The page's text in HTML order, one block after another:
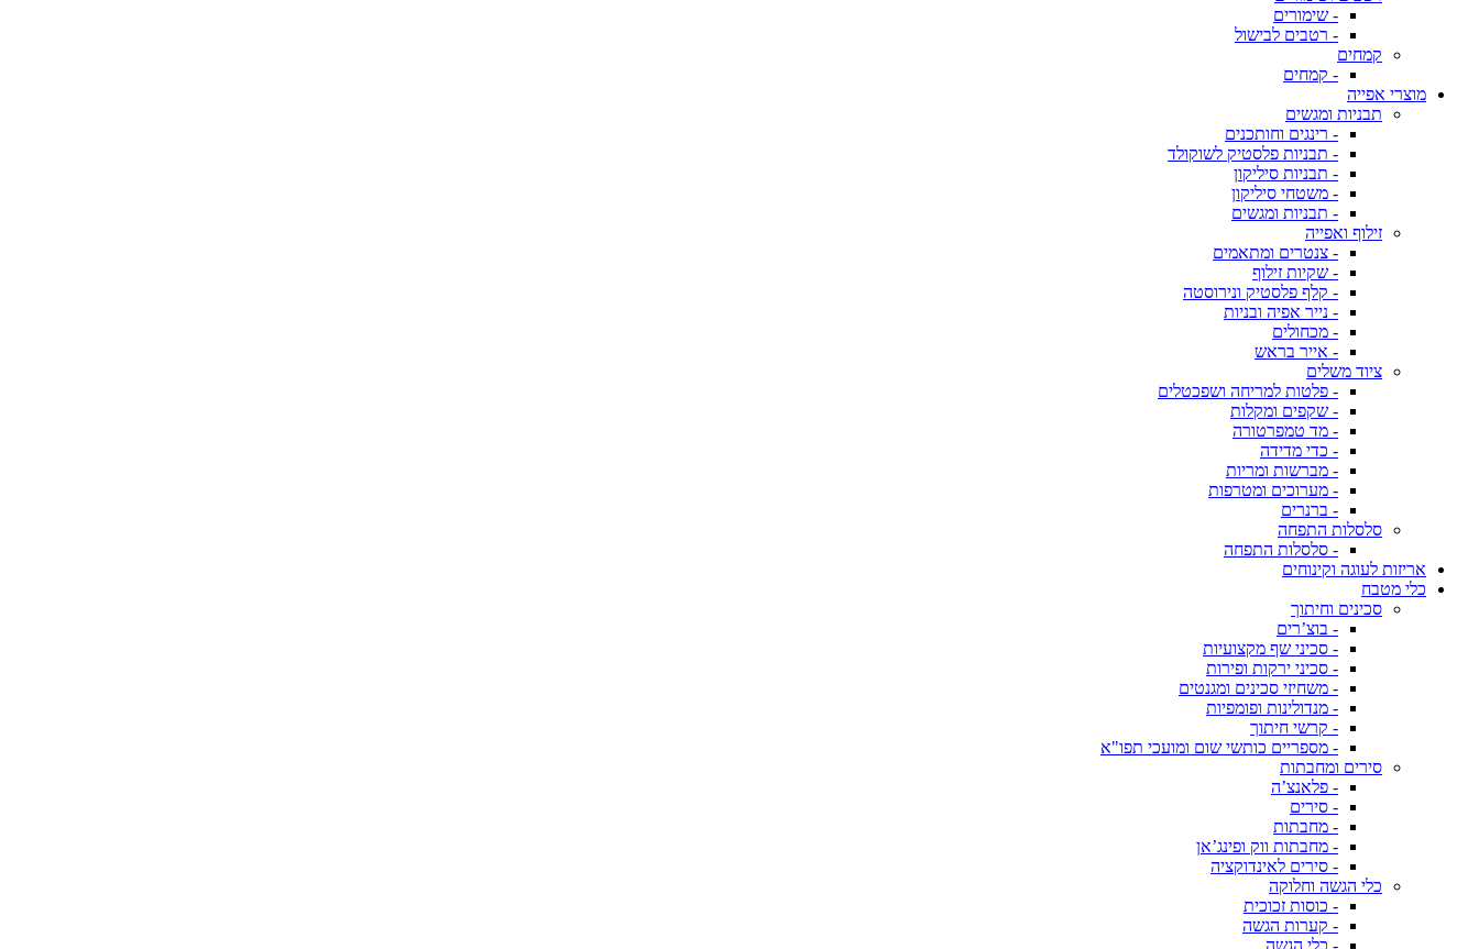
- שימורים
- רטבים לבישול
קמחים
- קמחים
מוצרי אפייה
תבניות ומגשים
- רינגים וחותכנים
- תבניות פלסטיק לשוקולד
- תבניות סיליקון
- משטחי סיליקון
- תבניות ומגשים
זילוף ואפייה
- צנטרים ומתאמים
- שקיות זילוף
- קלף פלסטיק ונירוסטה
- נייר אפיה ובניות
- מכחולים
- אייר בראש
ציוד משלים
- פלטות למריחה ושפכטלים
- שקפים ומקלות
- מד טמפרטורה
- כדי מדידה
- מברשות ומריות
- מערוכים ומטרפות
- ברנרים
סלסלות התפחה
- סלסלות התפחה
אריזות לעוגה וקינוחים
כלי מטבח
סכינים וחיתוך
- בוצ’רים
- סכיני שף מקצועיות
- סכיני ירקות ופירות
- משחיזי סכינים ומגנטים
- מנדולינות ופומפיות
- קרשי חיתוך
- מספריים כותשי שום ומועכי תפו"א
סירים ומחבתות
- פלאנצ’ה
- סירים
- מחבתות
- מחבתות ווק ופינג’אן
- סירים לאינדוקציה
כלי הגשה וחלוקה
- כוסות זכוכית
- קערות הגשה
- כלי הגשה